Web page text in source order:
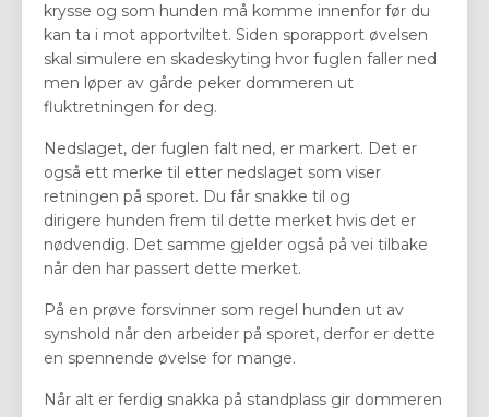
krysse og som hunden må komme innenfor før du
kan ta i mot apportviltet. Siden sporapport øvelsen
skal simulere en skadeskyting hvor fuglen faller ned
men løper av gårde peker dommeren ut
fluktretningen for deg.
Nedslaget, der fuglen falt ned, er markert. Det er
også ett merke til etter nedslaget som viser
retningen på sporet. Du får snakke til og
dirigere hunden frem til dette merket hvis det er
nødvendig. Det samme gjelder også på vei tilbake
når den har passert dette merket.
På en prøve forsvinner som regel hunden ut av
synshold når den arbeider på sporet, derfor er dette
en spennende øvelse for mange.
Når alt er ferdig snakka på standplass gir dommeren